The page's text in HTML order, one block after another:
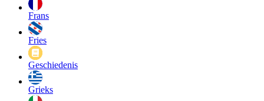
Frans
Fries
Geschiedenis
Grieks